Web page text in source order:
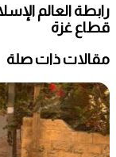
رابطة العالم
قطاع غزة
مقالات ذات صلة